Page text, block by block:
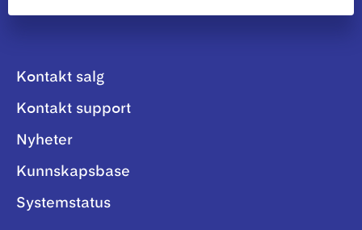
Kontakt salg
Kontakt support
Nyheter
Kunnskapsbase
Systemstatus